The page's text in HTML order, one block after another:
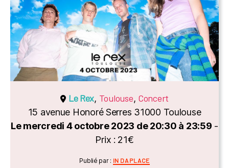
Le Rex, Toulouse, Concert
15 avenue Honoré Serres 31000 Toulouse
Le mercredi 4 octobre 2023 de 20:30 à 23:59 -
Prix : 21€
Catégories
Publié par : IN DA PLACE